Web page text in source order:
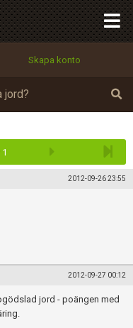
Skapa konto
jord?
2012-09-26 23:55
2012-09-27 00:12
jord - poängen med
Privacy Policy
Tillbaka till förstasidan